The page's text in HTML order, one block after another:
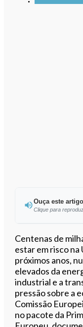
Ouça este artigo
Clique para
Centenas de
estar em risco na
próximos anos,
elevados da
industrial e a
pressão sobre a
Comissão
no pacote da